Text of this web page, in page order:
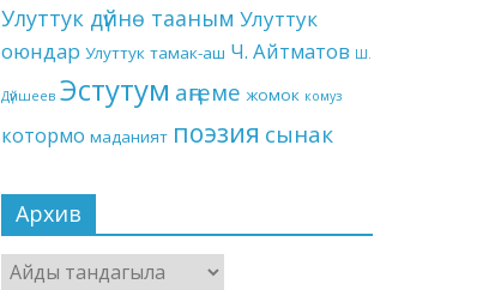
Улуттук дүйнө тааным Улуттук
оюндар Улуттук тамак-аш Ч. Айтматов Ш.
Дүйшеев Эстутум аңгеме жомок комуз
котормо маданият поэзия сынак
Архив
Архив